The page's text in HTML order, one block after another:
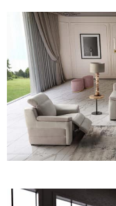
Fauteuils de
PAR TAILLE
Canapés 2
Canapés 3
Canapés 4
Canapés
Fauteuils
Poufs
CANAPÉS
L'élément 3 places,